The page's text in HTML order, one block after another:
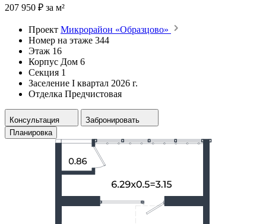
207 950 ₽ за м²
Проект Микрорайон «Образцово»
Номер на этаже 344
Этаж 16
Корпус Дом 6
Секция 1
Заселение I квартал 2026 г.
Отделка Предчистовая
Консультация
Забронировать
Планировка